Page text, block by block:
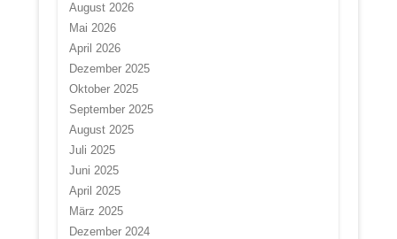
August 2026
Mai 2026
April 2026
Dezember 2025
Oktober 2025
September 2025
August 2025
Juli 2025
Juni 2025
April 2025
März 2025
Dezember 2024